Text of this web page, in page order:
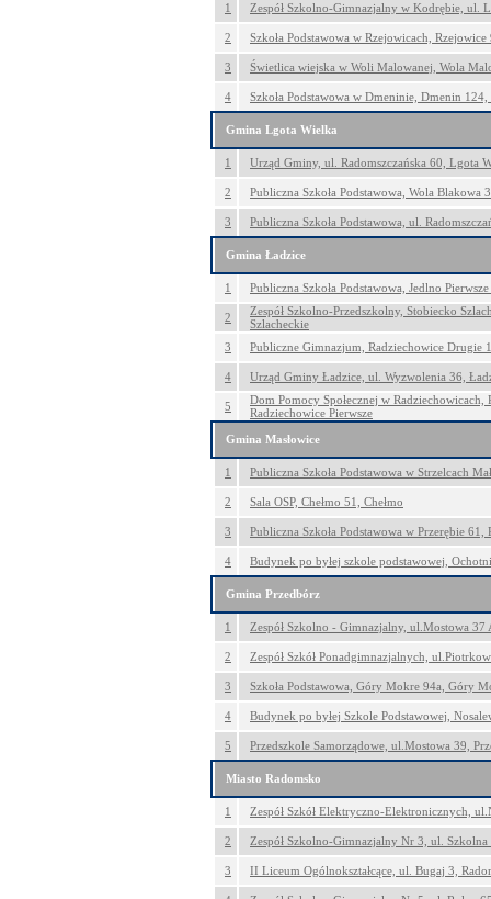
1 Zespół Szkolno-Gimnazjalny w Kodrębie, ul.
2 Szkoła Podstawowa w Rzejowicach,
3 Świetlica wiejska w Woli Malowanej, Wola
4 Szkoła Podstawowa w Dmeninie, Dmenin
Gmina Lgota Wielka
1 Urząd Gminy, ul. Radomszczańska 60, Lgota
2 Publiczna Szkoła Podstawowa, Wola Blakowa
3 Publiczna Szkoła Podstawowa, ul.
Gmina Ładzice
1 Publiczna Szkoła Podstawowa, Jedlno
2
Zespół Szkolno-Przedszkolny, Stobiecko
Szlacheckie
3
Publiczne Gimnazjum, Radziechowice Drugie
4 Urząd Gminy Ładzice, ul. Wyzwolenia 36,
5
Dom Pomocy Społecznej w Radziechowicach,
Radziechowice Pierwsze
Gmina Masłowice
1 Publiczna Szkoła Podstawowa w Strzelcach
2 Sala OSP, Chełmo 51, Chełmo
3 Publiczna Szkoła Podstawowa w Przerębie 61,
4 Budynek po byłej szkole podstawowej,
Gmina Przedbórz
1 Zespół Szkolno - Gimnazjalny, ul.Mostowa 37
2 Zespół Szkół Ponadgimnazjalnych,
3 Szkoła Podstawowa, Góry Mokre 94a, Góry
4 Budynek po byłej Szkole Podstawowej,
5 Przedszkole Samorządowe, ul.Mostowa 39,
Miasto Radomsko
1 Zespół Szkół Elektryczno-Elektronicznych,
2 Zespół Szkolno-Gimnazjalny Nr 3, ul. Szkolna
3 II Liceum Ogólnokształcące, ul. Bugaj 3,